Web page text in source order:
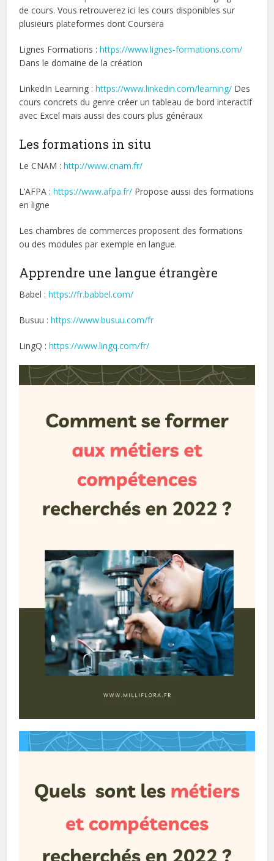
de cours. Vous retrouverez ici les cours disponibles sur
plusieurs plateformes dont Coursera
Lignes Formations :https://www.lignes-formations.com/
Dans le domaine de la création
LinkedIn Learning :https://www.linkedin.com/learning/ Des
cours concrets du genre créer un tableau de bord interactif
avec Excel mais aussi des cours plus généraux
Les formations in situ
Le CNAM :http://www.cnam.fr/
L’AFPA :https://www.afpa.fr/ Propose aussi des formations
en ligne
Les chambres de commerces proposent des formations
ou des modules par exemple en langue.
Apprendre une langue étrangère
Babel :https://fr.babbel.com/
Busuu :https://www.busuu.com/fr
LingQ :https://www.lingq.com/fr/